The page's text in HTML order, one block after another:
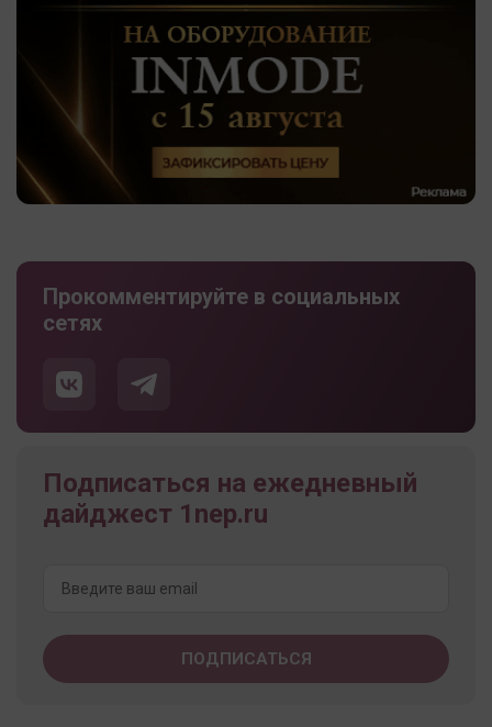
Прокомментируйте в социальных
сетях
Подписаться на ежедневный
дайджест 1nep.ru